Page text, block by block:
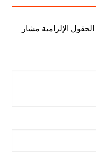
الحقول الإلزامية مشار